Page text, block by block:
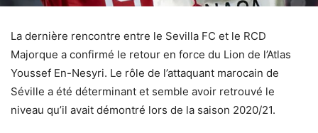
La dernière rencontre entre le Sevilla FC et le RCD
Majorque a confirmé le retour en force du Lion de l’Atlas
Youssef En-Nesyri. Le rôle de l’attaquant marocain de
Séville a été déterminant et semble avoir retrouvé le
niveau qu’il avait démontré lors de la saison 2020/21.